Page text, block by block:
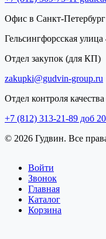
Офис в Санкт-Петербург
Гельсингфорсская улица
Отдел закупок (для КП)
zakupki@gudvin-group.ru
Отдел контроля качества
+7 (812) 313-21-89 доб
© 2026 Гудвин. Все
Войти
Звонок
Главная
Каталог
Корзина